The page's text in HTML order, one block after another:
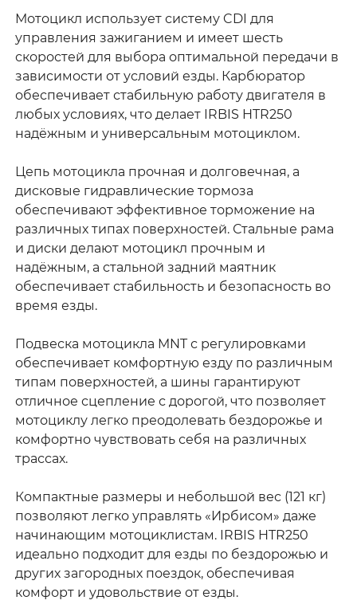
Мотоцикл использует систему CDI для
управления зажиганием и имеет шесть
скоростей для выбора оптимальной передачи в
зависимости от условий езды. Карбюратор
обеспечивает стабильную работу двигателя в
любых условиях, что делает IRBIS HTR250
надёжным и универсальным мотоциклом.
Цепь мотоцикла прочная и долговечная, а
дисковые гидравлические тормоза
обеспечивают эффективное торможение на
различных типах поверхностей. Стальные рама
и диски делают мотоцикл прочным и
надёжным, а стальной задний маятник
обеспечивает стабильность и безопасность во
время езды.
Подвеска мотоцикла MNT с регулировками
обеспечивает комфортную езду по различным
типам поверхностей, а шины гарантируют
отличное сцепление с дорогой, что позволяет
мотоциклу легко преодолевать бездорожье и
комфортно чувствовать себя на различных
трассах.
Компактные размеры и небольшой вес (121 кг)
позволяют легко управлять «Ирбисом» даже
начинающим мотоциклистам. IRBIS HTR250
идеально подходит для езды по бездорожью и
других загородных поездок, обеспечивая
комфорт и удовольствие от езды.